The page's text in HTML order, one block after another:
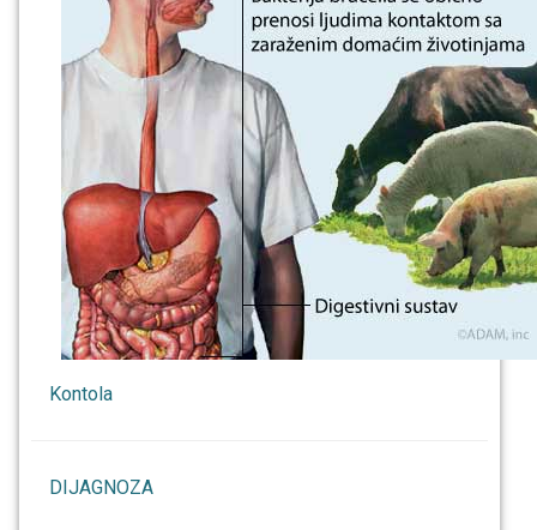
Kontola
DIJAGNOZA